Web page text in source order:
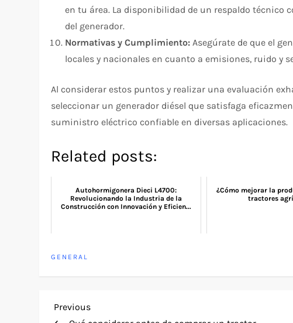
en tu área. La disponibilidad de un respaldo técnico
del generador.
Normativas y Cumplimiento: Asegúrate de que el
locales y nacionales en cuanto a emisiones, ruido y
Al considerar estos puntos y realizar una evaluación
seleccionar un generador diésel que satisfaga
suministro eléctrico confiable en diversas aplicaciones.
Related posts:
Autohormigonera Dieci L4700:
Revolucionando la Industria de la
Construcción con Innovación y Eficien...
¿Cómo mejorar la
tractores
GENERAL
P
Previous
Previous